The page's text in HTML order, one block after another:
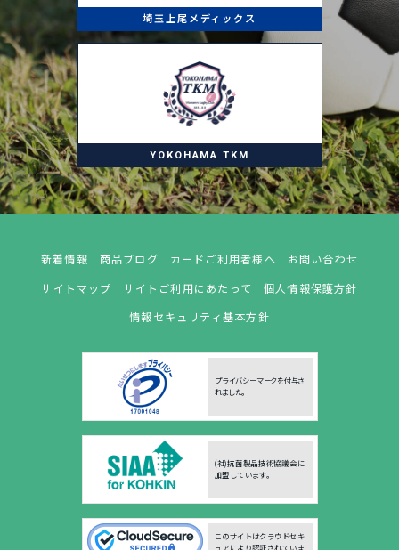
埼玉上尾メディックス
YOKOHAMA TKM
新着情報 商品ブログ カードご利用者様へ
お問い合わせ
サイトマップ
サイトご利用にあたって
個人情報保護方針
情報セキュリティ基本方針
プライバシーマークを付与さ
れました。
(社)抗菌製品技術協議会に
加盟しています。
このサイトはクラウドセキ